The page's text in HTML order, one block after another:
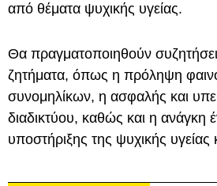
από θέματα ψυχικής υγείας.
Θα πραγματοποιηθούν
ζητήματα, όπως η πρόληψη
συνομηλίκων, η ασφαλής και
διαδικτύου, καθώς και η ανάγκη
υποστήριξης της ψυχικής υγείας